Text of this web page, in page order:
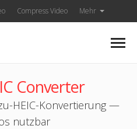
Compress Video Mehr
Converter
HEIC-Konvertierung —
nutzbar